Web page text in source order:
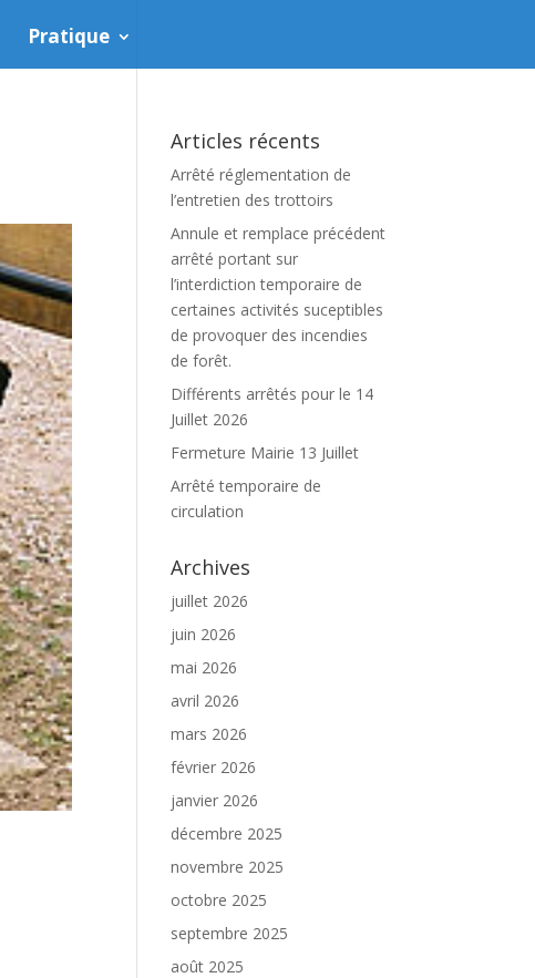
Pratique
Articles récents
Arrêté réglementation de
l’entretien des trottoirs
Annule et remplace précédent
arrêté portant sur
l’interdiction temporaire de
certaines activités suceptibles
de provoquer des incendies
de forêt.
Différents arrêtés pour le 14
Juillet 2026
Fermeture Mairie 13 Juillet
Arrêté temporaire de
circulation
Archives
juillet 2026
juin 2026
mai 2026
avril 2026
mars 2026
février 2026
janvier 2026
décembre 2025
novembre 2025
octobre 2025
septembre 2025
août 2025